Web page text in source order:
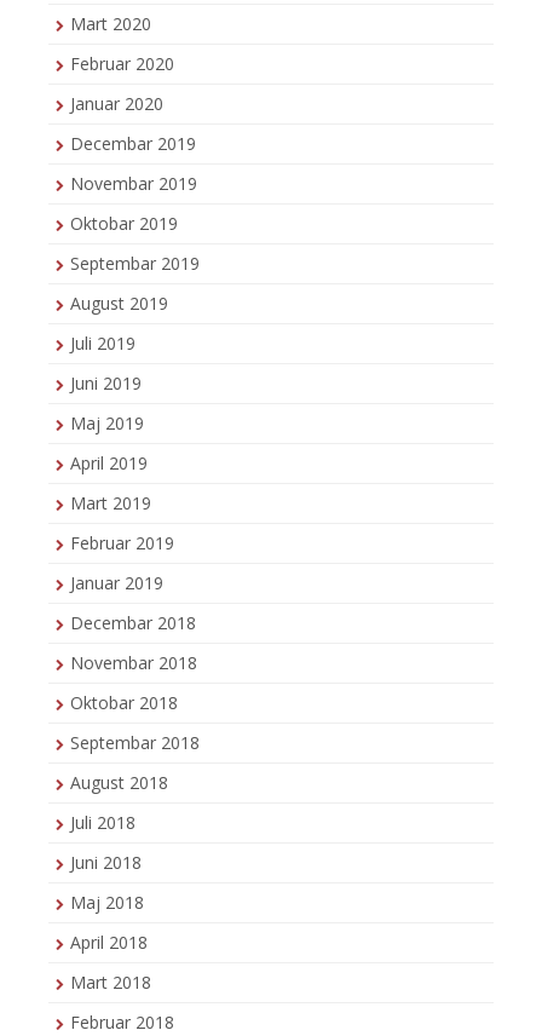
Mart 2020
Februar 2020
Januar 2020
Decembar 2019
Novembar 2019
Oktobar 2019
Septembar 2019
August 2019
Juli 2019
Juni 2019
Maj 2019
April 2019
Mart 2019
Februar 2019
Januar 2019
Decembar 2018
Novembar 2018
Oktobar 2018
Septembar 2018
August 2018
Juli 2018
Juni 2018
Maj 2018
April 2018
Mart 2018
Februar 2018